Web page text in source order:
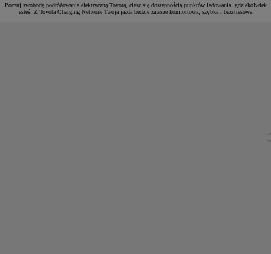
Poczuj swobodę podróżowania elektryczną Toyotą, ciesz się dostępnością punktów ładowania, gdziekolwiek
jesteś. Z Toyota Charging Network Twoja jazda będzie zawsze komfortowa, szybka i bezstresowa.